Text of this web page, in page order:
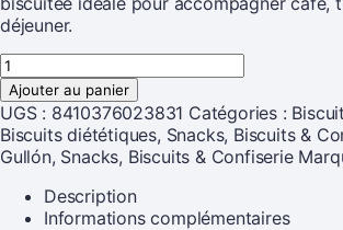
déjeuner.
Ajouter au panier
UGS : 8410376023831 Catégories :
Biscuits diététiques, Snacks, Biscuits &
Gullón, Snacks, Biscuits & Confiserie
Description
Informations complémentaires